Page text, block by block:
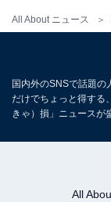
All About ニュース
国内外のSNSで話題の
だけでちょっと得する
きゃ）損」ニュースが
All